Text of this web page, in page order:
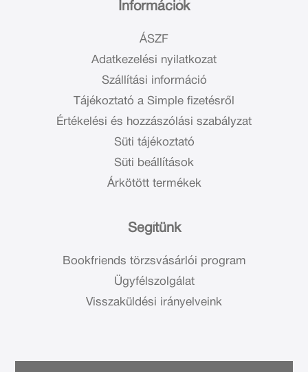
Információk
ÁSZF
Adatkezelési nyilatkozat
Szállítási információ
Tájékoztató a Simple fizetésről
Értékelési és hozzászólási szabályzat
Süti tájékoztató
Süti beállítások
Árkötött termékek
Segítünk
Bookfriends törzsvásárlói program
Ügyfélszolgálat
Visszaküldési irányelveink